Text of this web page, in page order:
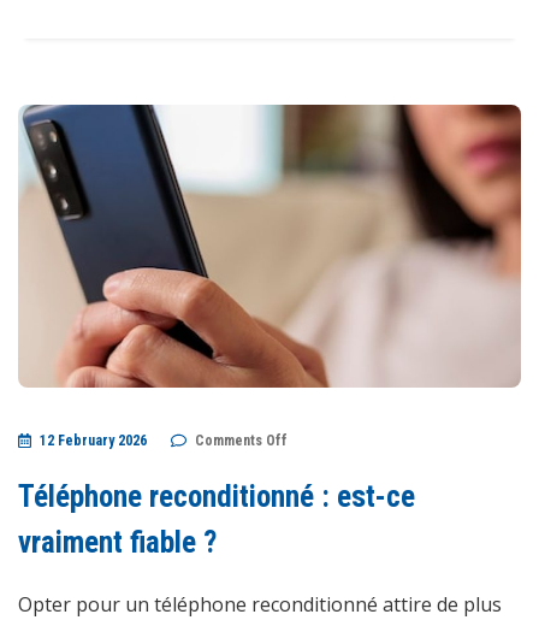
12 February 2026 Comments Off
est-
Téléphone reconditionné : est-ce
vraiment fiable ?
Opter pour un téléphone reconditionné attire de plus